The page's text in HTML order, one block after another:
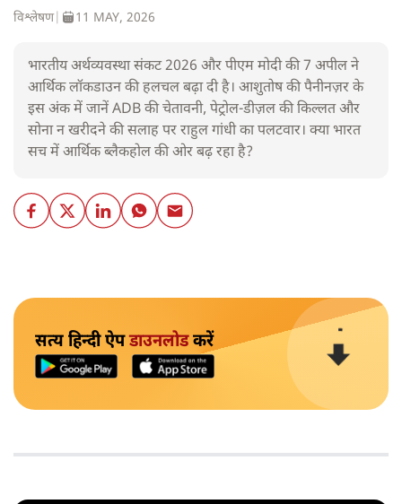
विश्लेषण| 11 MAY, 2026
भारतीय अर्थव्यवस्था संकट 2026 और पीएम मोदी की 7 अपील ने
आर्थिक लॉकडाउन की हलचल बढ़ा दी है। आशुतोष की पैनीनज़र के
इस अंक में जानें ADB की चेतावनी, पेट्रोल-डीज़ल की किल्लत और
सोना न खरीदने की सलाह पर राहुल गांधी का पलटवार। क्या भारत
सच में आर्थिक ब्लैकहोल की ओर बढ़ रहा है?
सत्य हिन्दी ऐपडाउनलोडकरें